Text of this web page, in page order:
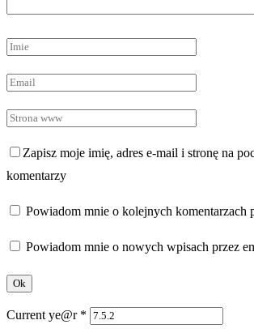
Zapisz moje imię, adres e-mail i stronę na
komentarzy
Powiadom mnie o kolejnych komentarzach
Powiadom mnie o nowych wpisach przez
Current ye@r *